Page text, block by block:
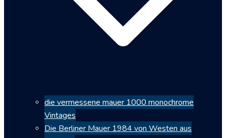
die vermessene mauer 1000 monochrome
Vintages
Die Berliner Mauer 1984 von Westen aus